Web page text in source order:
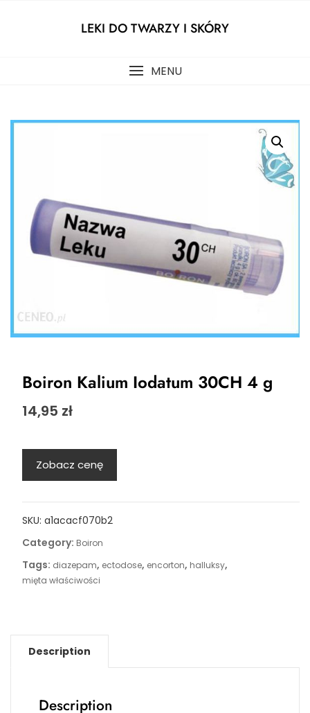
LEKI DO TWARZY I SKÓRY
MENU
Boiron Kalium Iodatum 30CH 4 g
14,95 zł
Zobacz cenę
SKU: a1acacf070b2
Category: Boiron
Tags: diazepam, ectodose, encorton, halluksy,
mięta właściwości
Description
Description